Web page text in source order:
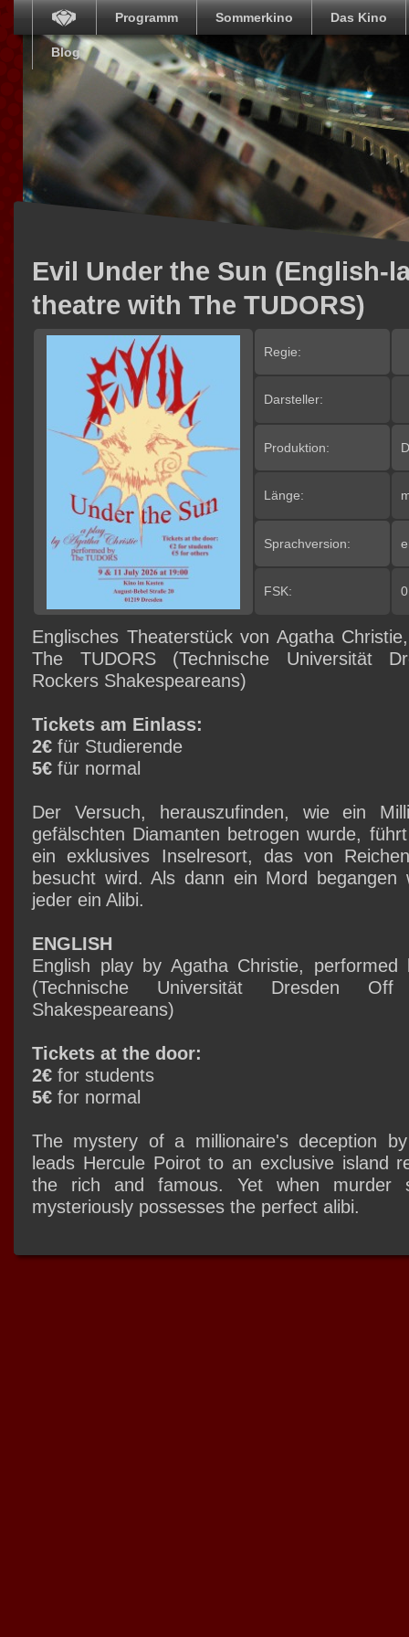
Programm Sommerkino Das Kino
Blog
Evil Under the Sun (English-
theatre with The TUDORS)
Regie:
Darsteller:
Produktion:
Länge:
Sprachversion:
FSK: 0
Englisches Theaterstück von Agatha
The TUDORS (Technische Universität
Rockers Shakespeareans)
Tickets am Einlass:
2€ für Studierende
5€ für normal
Der Versuch, herauszufinden, wie ein
gefälschten Diamanten betrogen wurde,
ein exklusives Inselresort, das von
besucht wird. Als dann ein Mord begangen
jeder ein Alibi.
ENGLISH
English play by Agatha Christie, performed
(Technische Universität Dresden
Shakespeareans)
Tickets at the door:
2€ for students
5€ for normal
The mystery of a millionaire's deception
leads Hercule Poirot to an exclusive island
the rich and famous. Yet when murder
mysteriously possesses the perfect alibi.